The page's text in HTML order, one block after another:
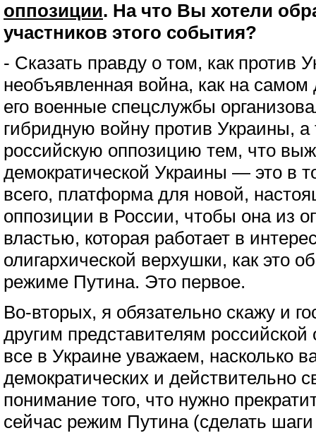
оппозиции. На что Вы хотели
участников этого события?
- Сказать правду о том, как против
необъявленная война, как на
его военные спецслужбы
гибридную войну против Украины, а
российскую оппозицию тем, что
демократической Украины — это в
всего, платформа для новой,
оппозиции в России, чтобы она из
властью, которая работает в
олигархической верхушки, как это
режиме Путина. Это первое.
Во-вторых, я обязательно скажу и
другим представителям
все в Украине уважаем, насколько
демократических и действительно
понимание того, что нужно
сейчас режим Путина (сделать